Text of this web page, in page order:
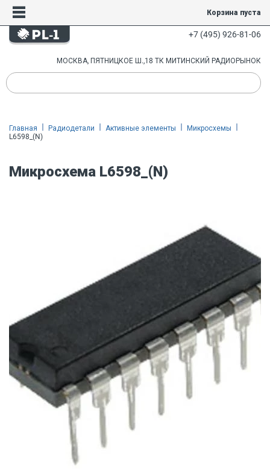
Корзина пуста
+7 (495) 926-81-06
МОСКВА, ПЯТНИЦКОЕ Ш.,18 ТК МИТИНСКИЙ РАДИОРЫНОК
Главная Радиодетали Активные элементы
Микросхемы
L6598_(N)
Микросхема L6598_(N)